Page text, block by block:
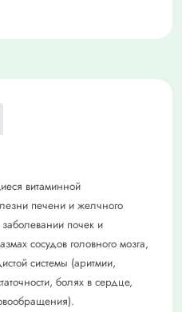
витаминной
печени и желчного
почек и
сосудов головного мозга,
системы (аритмии,
болях в сердце,